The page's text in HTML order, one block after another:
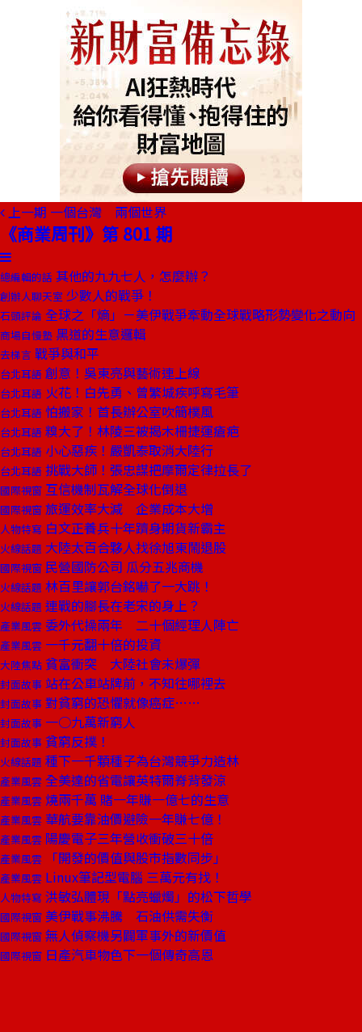
上一期 一個台灣 兩個世界
《商業周刊》第 801 期
總編輯的話 其他的九九七人，怎麼辦？
創辦人聊天室 少數人的戰爭！
石頭評論 全球之「熵」－美伊戰爭牽動全球戰略形勢變化之動向
商場自慢塾 黑道的生意邏輯
去梯言 戰爭與和平
台北耳語 創意！吳東亮與藝術連上線
台北耳語 火花！白先勇、曾繁城疾呼寫毛筆
台北耳語 怕搬家！首長辦公室吹簡樸風
台北耳語 糗大了！林陵三被揭木柵捷運瘡疤
台北耳語 小心惡疾！嚴凱泰取消大陸行
台北耳語 挑戰大師！張忠謀把摩爾定律拉長了
國際視窗 互信機制瓦解全球化倒退
國際視窗 旅運效率大減 企業成本大增
人物特寫 白文正養兵十年躋身期貨新霸主
火線話題 大陸太百合夥人找徐旭東鬧退股
國際視窗 民營國防公司 瓜分五兆商機
火線話題 林百里讓郭台銘嚇了一大跳！
火線話題 連戰的腳長在老宋的身上？
產業風雲 委外代操兩年 二十個經理人陣亡
產業風雲 一千元翻十倍的投資
大陸焦點 貧富衝突 大陸社會未爆彈
封面故事 站在公車站牌前，不知往哪裡去
封面故事 對貧窮的恐懼就像癌症……
封面故事 一○九萬新窮人
封面故事 貧窮反撲！
火線話題 種下一千顆種子為台灣競爭力造林
產業風雲 全美達的省電讓英特爾脊背發涼
產業風雲 燒兩千萬 賭一年賺一億七的生意
產業風雲 華航要靠油價避險一年賺七億！
產業風雲 陽慶電子三年營收衝破三十倍
產業風雲 「開發的價值與股市指數同步」
產業風雲 Linux筆記型電腦 三萬元有找！
人物特寫 洪敏弘體現「點亮蠟燭」的松下哲學
國際視窗 美伊戰事沸騰 石油供需失衡
國際視窗 無人偵察機另闢軍事外的新價值
國際視窗 日產汽車物色下一個傳奇高恩